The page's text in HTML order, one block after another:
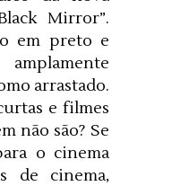
Mirror”.
em preto e
arrastado.
e filmes
não são? Se
o cinema
de cinema,